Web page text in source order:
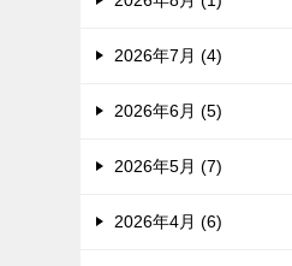
2026年7月 (4)
2026年6月 (5)
2026年5月 (7)
2026年4月 (6)